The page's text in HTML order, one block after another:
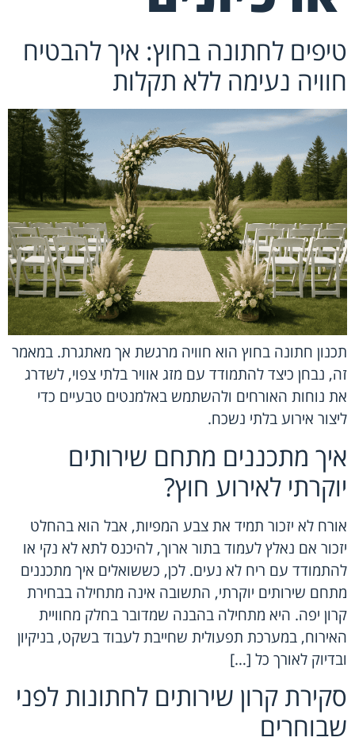
טיפים לחתונה בחוץ: איך להבטיח
חוויה נעימה ללא תקלות
תכנון חתונה בחוץ הוא חוויה מרגשת אך מאתגרת. במאמר
זה, נבחן כיצד להתמודד עם מזג אוויר בלתי צפוי, לשדרג
את נוחות האורחים ולהשתמש באלמנטים טבעיים כדי
ליצור אירוע בלתי נשכח.
איך מתכננים מתחם שירותים
יוקרתי לאירוע חוץ?
אורח לא יזכור תמיד את צבע המפיות, אבל הוא בהחלט
יזכור אם נאלץ לעמוד בתור ארוך, להיכנס לתא לא נקי או
להתמודד עם ריח לא נעים. לכן, כששואלים איך מתכננים
מתחם שירותים יוקרתי, התשובה אינה מתחילה בבחירת
קרון יפה. היא מתחילה בהבנה שמדובר בחלק מחוויית
האירוח, במערכת תפעולית שחייבת לעבוד בשקט, בניקיון
ובדיוק לאורך כל […]
סקירת קרון שירותים לחתונות לפני
שבוחרים